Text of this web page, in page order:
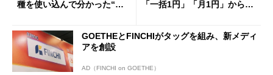
種を使い込んで分かった“ス
「一括1円」「月1円」からお
GOETHEとFINCHIがタッグを組み、新メディ
アを創設
AD（FINCHI on GOETHE）